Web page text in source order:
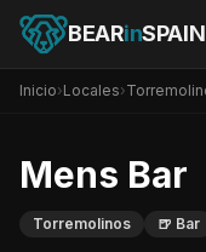
BEARinSPAIN
Inicio›Locales›
Mens Bar
Torremolinos 🍺 Bar